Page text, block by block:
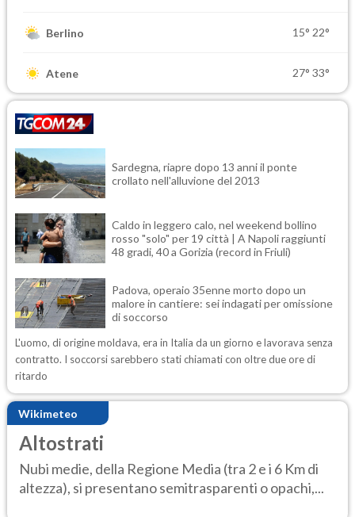
Berlino 15° 22°
Atene 27° 33°
Sardegna, riapre dopo 13 anni il ponte
crollato nell'alluvione del 2013
Caldo in leggero calo, nel weekend bollino
rosso "solo" per 19 città | A Napoli raggiunti
48 gradi, 40 a Gorizia (record in Friuli)
Padova, operaio 35enne morto dopo un
malore in cantiere: sei indagati per omissione
di soccorso
L'uomo, di origine moldava, era in Italia da un giorno e lavorava senza
contratto. I soccorsi sarebbero stati chiamati con oltre due ore di
ritardo
Wikimeteo
Altostrati
Nubi medie, della Regione Media (tra 2 e i 6 Km di
altezza), si presentano semitrasparenti o opachi,...